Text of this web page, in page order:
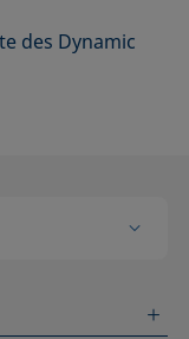
des Dynamic